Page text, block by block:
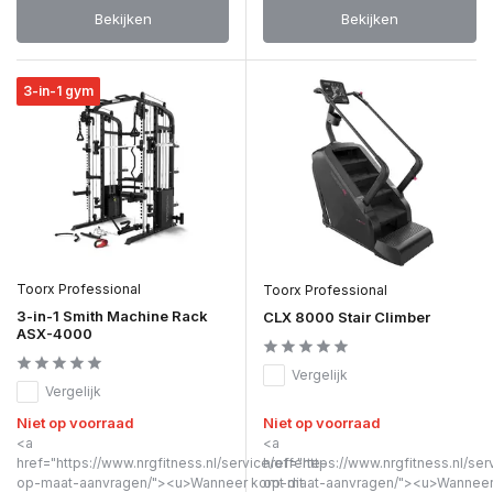
Bekijken Bekijken
3-in-1 gym
Toorx Professional
3-in-1 Smith Machine Rack
ASX-4000
Vergelijk
Niet op voorraad
<a
href="https://www.nrgfitness.nl/service/offerte-
op-maat-aanvragen/"><u>Wanneer komt dit
Toorx Professional
CLX 8000 Stair Climber
Vergelijk
Niet op voorraad
<a
href="https://www.nrgfitness.nl/
op-maat-aanvragen/